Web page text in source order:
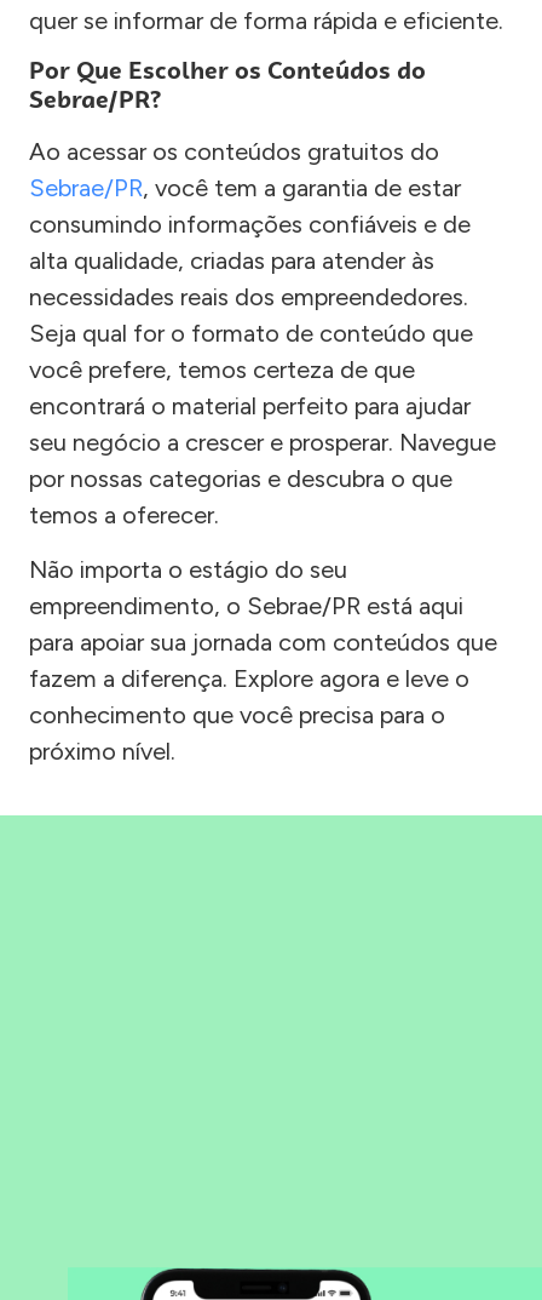
quer se informar de forma rápida e eficiente.
Por Que Escolher os Conteúdos do
Sebrae/PR?
Ao acessar os conteúdos gratuitos do
Sebrae/PR, você tem a garantia de estar
consumindo informações confiáveis e de
alta qualidade, criadas para atender às
necessidades reais dos empreendedores.
Seja qual for o formato de conteúdo que
você prefere, temos certeza de que
encontrará o material perfeito para ajudar
seu negócio a crescer e prosperar. Navegue
por nossas categorias e descubra o que
temos a oferecer.
Não importa o estágio do seu
empreendimento, o Sebrae/PR está aqui
para apoiar sua jornada com conteúdos que
fazem a diferença. Explore agora e leve o
conhecimento que você precisa para o
próximo nível.